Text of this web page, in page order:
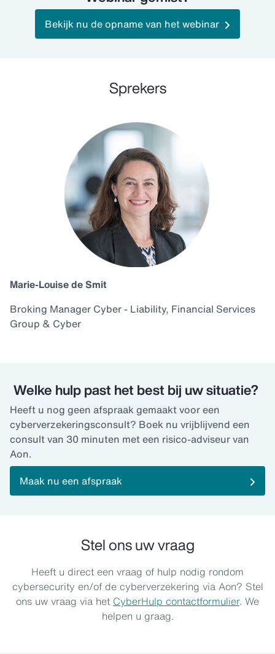
Bekijk nu de opname van het webinar
Sprekers
Marie-Louise de Smit
Broking Manager Cyber - Liability, Financial Services
Group & Cyber
Welke hulp past het best bij uw situatie?
Heeft u nog geen afspraak gemaakt voor een
cyberverzekeringsconsult? Boek nu vrijblijvend een
consult van 30 minuten met een risico-adviseur van
Aon.
Maak nu een afspraak
Stel ons uw vraag
Heeft u direct een vraag of hulp nodig rondom
cybersecurity en/of de cyberverzekering via Aon? Stel
ons uw vraag via het CyberHulp contactformulier. We
helpen u graag.